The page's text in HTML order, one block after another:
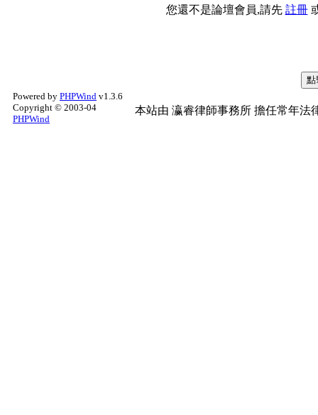
您還不是論壇會員,請先 註冊
Powered by PHPWind v1.3.6
Copyright © 2003-04
PHPWind
本站由 瀛睿律師事務所 擔任常年法